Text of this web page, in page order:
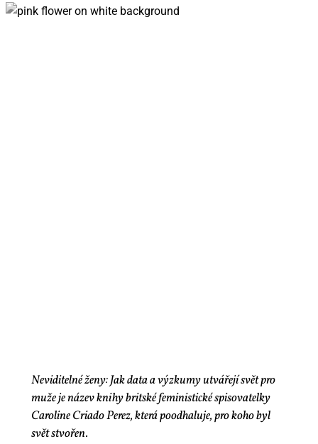
Neviditelné ženy: Jak data a výzkumy utvářejí svět pro
muže je název knihy britské feministické spisovatelky
Caroline Criado Perez, která poodhaluje, pro koho byl
svět stvořen.